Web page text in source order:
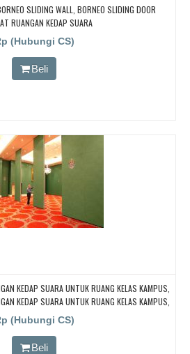
SLIDING WALL, BORNEO SLIDING DOOR
RUANGAN KEDAP SUARA
(Hubungi CS)
Beli
KEDAP SUARA UNTUK RUANG KELAS KAMPUS,
KEDAP SUARA UNTUK RUANG KELAS KAMPUS,
KEDAP SUARA UNTUK RUANG KELAS KAMPUS,
KEDAP SUARA UNTUK RUANG KELAS KAMPUS,
KEDAP SUARA UNTUK RUANG KELAS KAMPUS
(Hubungi CS)
Beli